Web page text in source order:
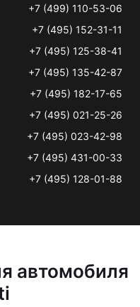
+7 (499) 110-53-06
+7 (495) 152-31-11
+7 (495) 125-38-41
+7 (495) 135-42-87
+7 (495) 182-17-65
+7 (495) 021-25-26
+7 (495) 023-42-98
+7 (495) 431-00-33
+7 (495) 128-01-88
автомобиля